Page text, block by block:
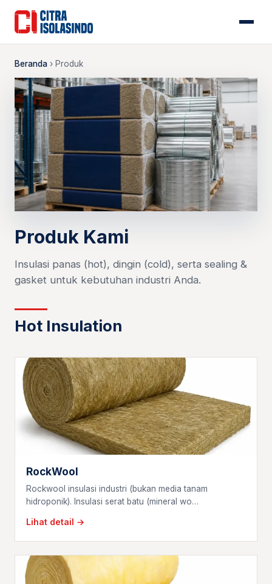
Beranda › Produk
Produk Kami
Insulasi panas (hot), dingin (cold), serta sealing &
gasket untuk kebutuhan industri Anda.
Hot Insulation
RockWool
Rockwool insulasi industri (bukan media tanam
hidroponik). Insulasi serat batu (mineral wo…
Lihat detail →